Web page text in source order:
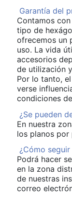
Garantía del
Contamos
tipo de
ofrecemos un
uso. La vida
accesorios
de utilización
Por lo tanto,
verse
condiciones
¿Se pueden
En nuestra
los planos por
¿Cómo
Podrá hacer
en la zona
de nuestras
correo